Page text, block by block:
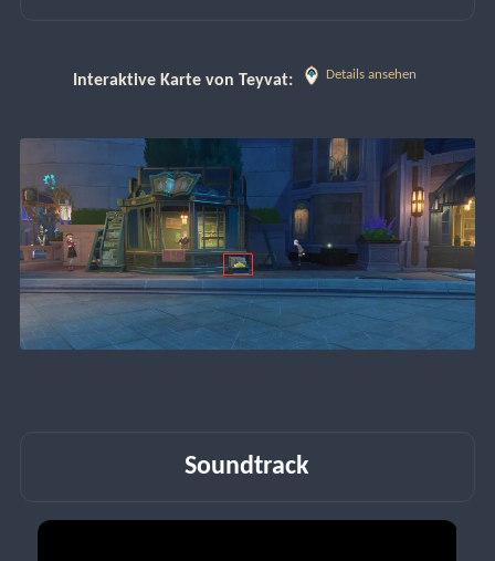
Interaktive Karte von Teyvat: Details ansehen
Soundtrack